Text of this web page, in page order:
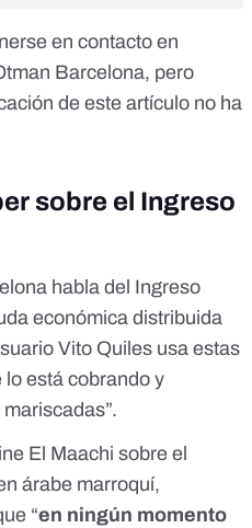
en contacto en
Barcelona, pero
de este artículo no ha
sobre el Ingreso
habla del Ingreso
económica distribuida
Vito Quiles usa estas
está cobrando y
El Maachi sobre el
árabe marroquí,
“en ningún momento